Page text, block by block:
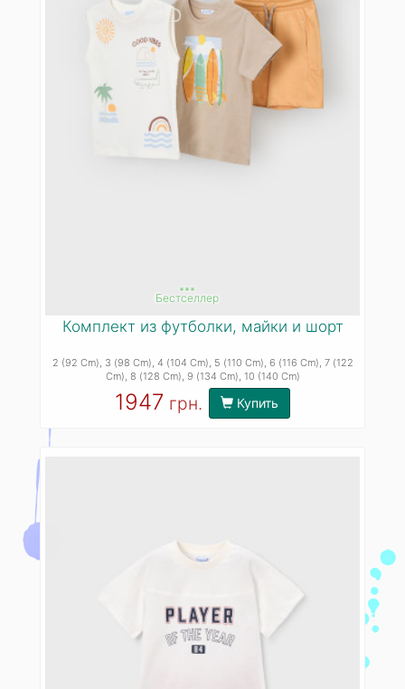
***
Бестселлер
Комплект из футболки, майки и шорт
2 (92 Cm), 3 (98 Cm), 4 (104 Cm), 5 (110 Cm), 6 (116 Cm), 7 (122
Cm), 8 (128 Cm), 9 (134 Cm), 10 (140 Cm)
1947 грн. Купить